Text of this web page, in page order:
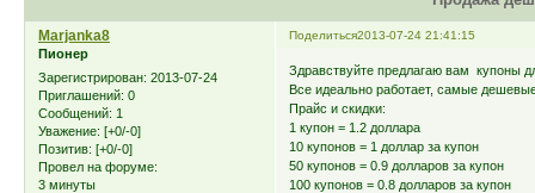
Поделиться2013-07-24 21:41:15
Marjanka8
Пионер
Зарегистрирован: 2013-07-24
Приглашений: 0
Сообщений: 1
Уважение: [+0/-0]
Позитив: [+0/-0]
Провел на форуме:
3 минуты
Здравствуйте предлагаю вам купоны
Все идеально работает, самые
Прайс и скидки:
1 купон = 1.2 доллара
10 купонов = 1 доллар за купон
50 купонов = 0.9 долларов за купон
100 купонов = 0.8 долларов за купон